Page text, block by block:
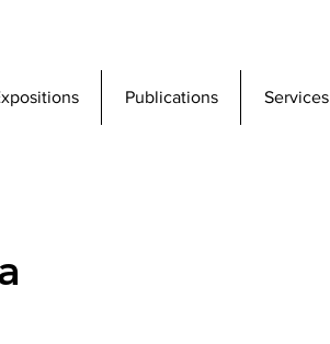
Publications Services